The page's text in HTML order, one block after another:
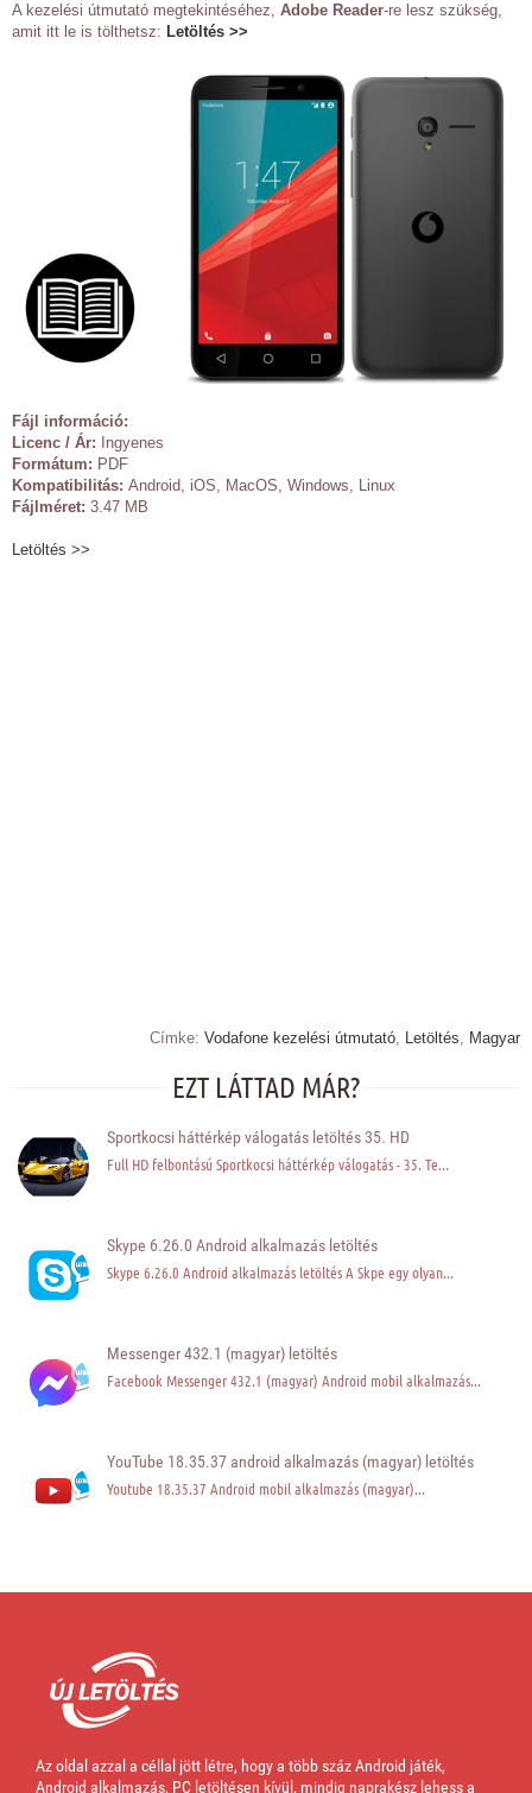
A kezelési útmutató megtekintéséhez, Adobe Reader-re lesz szükség,
amit itt le is tölthetsz: Letöltés >>
Fájl információ:
Licenc / Ár: Ingyenes
Formátum: PDF
Kompatibilitás: Android, iOS, MacOS, Windows, Linux
Fájlméret: 3.47 MB
Letöltés >>
Címke: Vodafone kezelési útmutató Letöltés Magyar
EZT LÁTTAD MÁR?
Sportkocsi háttérkép válogatás letöltés 35. HD
Full HD felbontású Sportkocsi háttérkép válogatás - 35. Te...
Skype 6.26.0 Android alkalmazás letöltés
Skype 6.26.0 Android alkalmazás letöltés A Skpe egy olyan...
Messenger 432.1 (magyar) letöltés
Facebook Messenger 432.1 (magyar) Android mobil alkalmazás...
YouTube 18.35.37 android alkalmazás (magyar) letöltés
Youtube 18.35.37 Android mobil alkalmazás (magyar)...
Az oldal azzal a céllal jött létre, hogy a több száz Android játék,
Android alkalmazás, PC letöltésen kívül, mindig naprakész lehess a